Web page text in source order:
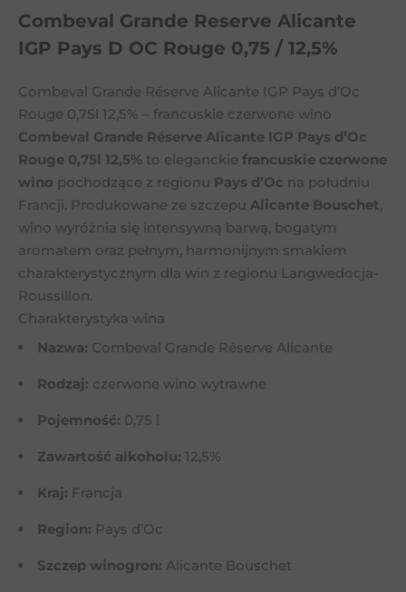
Combeval Grande Reserve Alicante
IGP Pays D OC Rouge 0,75 / 12,5%
Combeval Grande Réserve Alicante IGP Pays d’Oc
Rouge 0,75l 12,5% – francuskie czerwone wino
Combeval Grande Réserve Alicante IGP Pays d’Oc
Rouge 0,75l 12,5% to eleganckie francuskie czerwone
wino pochodzące z regionu Pays d’Oc na południu
Francji. Produkowane ze szczepu Alicante Bouschet,
wino wyróżnia się intensywną barwą, bogatym
aromatem oraz pełnym, harmonijnym smakiem
charakterystycznym dla win z regionu Langwedocja-
Roussillon.
Charakterystyka wina
Nazwa: Combeval Grande Réserve Alicante
Rodzaj: czerwone wino wytrawne
Pojemność: 0,75 l
Zawartość alkoholu: 12,5%
Kraj: Francja
Region: Pays d’Oc
Szczep winogron: Alicante Bouschet